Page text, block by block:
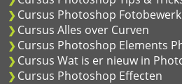
Cursus Photoshop
Cursus Alles over Curven
Cursus Photoshop Elements
Cursus Wat is er nieuw in
Cursus Photoshop Effecten